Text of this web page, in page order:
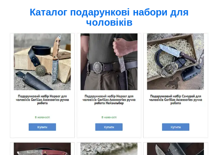
Каталог подарункові набори для
чоловіків